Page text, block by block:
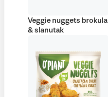
Veggie nuggets brokula
& slanutak